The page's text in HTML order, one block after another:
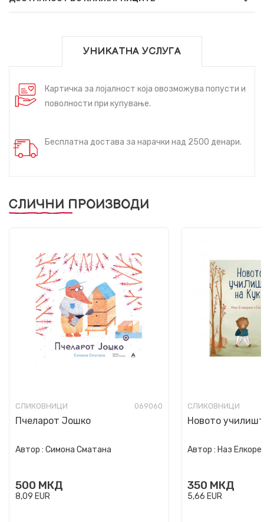
УНИКАТНА УСЛУГА
Картичка за лојалност која овозможува попусти и
поволности при купување.
Бесплатна достава за нарачки над 2500 денари.
СЛИЧНИ ПРОИЗВОДИ
СЛИКОВНИЦИ 069060
Пчеларот Јошко
Автор : Симона Сматана
500 МКД
8,09 EUR
СЛИКОВНИЦИ
Новото
Автор : Наз
350 МКД
5,66 EUR